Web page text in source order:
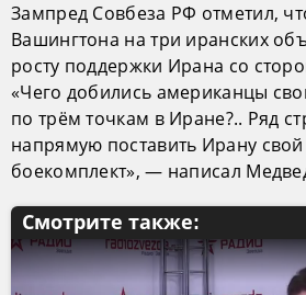
Зампред Совбеза РФ отметил,
Вашингтона на три иранских
росту поддержки Ирана со
«Чего добились американцы
по трём точкам в Иране?.. Ряд
напрямую поставить Ирану
боекомплект», — написал
Смотрите также: